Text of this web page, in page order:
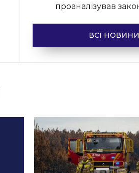
проаналізував
ВСІ НОВИНИ